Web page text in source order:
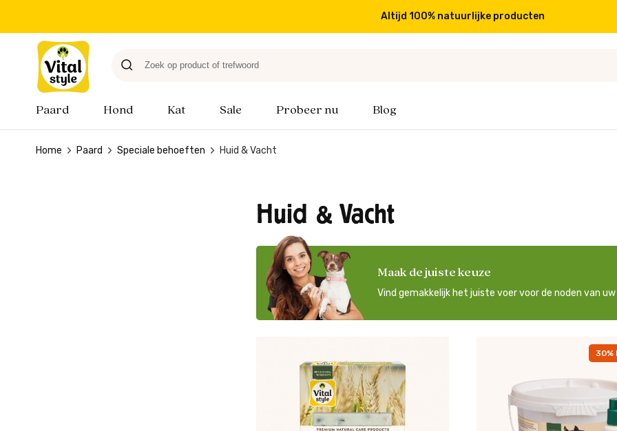
Gratis verzending vanaf €49,-
Paard Hond Kat Sale Probeer nu Blog
Home Paard Speciale behoeften Huid & Vacht
Huid & Vacht
Maak de juiste keuze
Vind gemakkelijk het juiste voer voor de noden van uw
30%